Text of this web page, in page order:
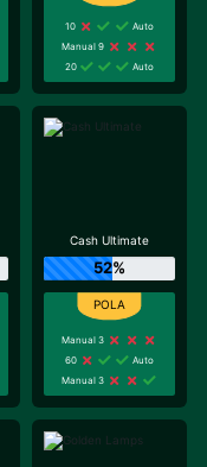
10
Auto
Manual 9
20
Auto
Cash Ultimate
52%
Manual 3
60
Auto
Manual 3